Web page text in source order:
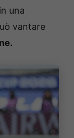
una
vantare